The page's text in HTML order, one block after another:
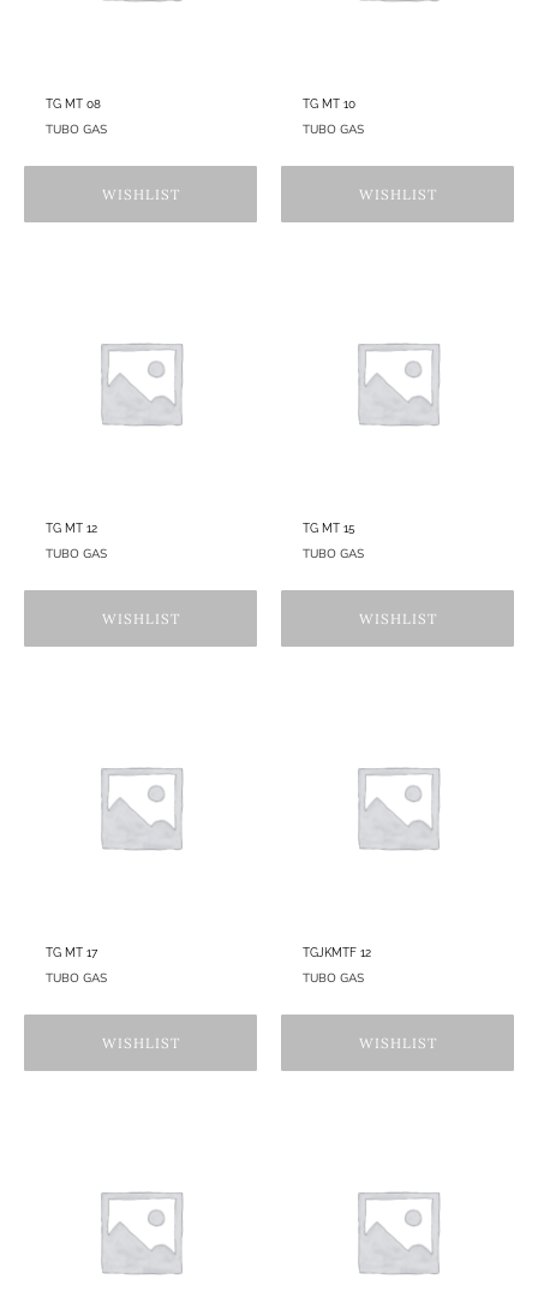
TG MT 08
TUBO GAS
WISHLIST
TG MT 10
TUBO GAS
WISHLIST
TG MT 12
TUBO GAS
WISHLIST
TG MT 15
TUBO GAS
WISHLIST
TG MT 17
TUBO GAS
WISHLIST
TGJKMTF 12
TUBO GAS
WISHLIST